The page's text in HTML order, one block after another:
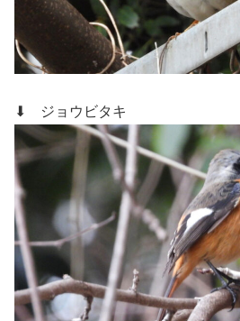
⬇ ジョウビタキ